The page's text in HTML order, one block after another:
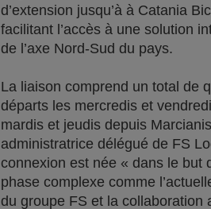
d’extension jusqu’à à Catania
facilitant l’accès à une solution
de l’axe Nord-Sud du pays.
La liaison comprend un total de
départs les mercredis et
mardis et jeudis depuis
administratrice délégué de FS
connexion est née « dans le but
phase complexe comme
du groupe FS et la collaboration